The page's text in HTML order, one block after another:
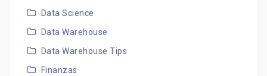
Data Science
Data Warehouse
Data Warehouse Tips
Finanzas